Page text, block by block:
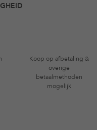
Koop op afbetaling &
overige
betaalmethoden
mogelijk